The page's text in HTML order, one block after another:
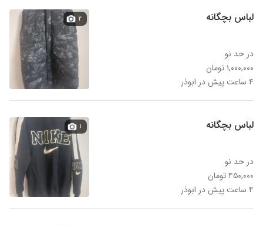
لباس بچگانه
در حد نو
۱,۰۰۰,۰۰۰ تومان
۴ ساعت پیش در ابوذر
۲
لباس بچگانه
در حد نو
۴۵۰,۰۰۰ تومان
۴ ساعت پیش در ابوذر
۱